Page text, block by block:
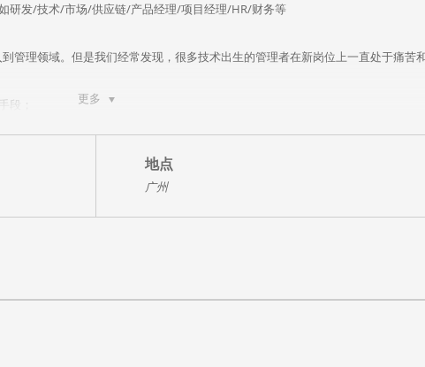
更多
研发/技术/市场/供应链/产品经理/项目经理/HR/财务等
管理领域。但是我们经常发现，很多技术出生的管理者在新岗位上一直处于痛苦
；
己疲惫不堪却无法满足组织的期望。基于以上技术人员的管理状态，我们特邀原华
跨国500强公司对技术/业务转型管理的员工培养计划为蓝本，融入大量实际案例，
地点
广州